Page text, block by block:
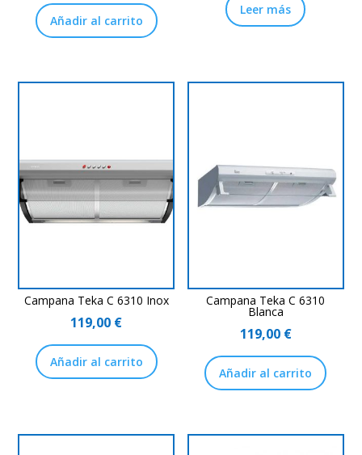
Añadir al carrito
Leer más
Campana Teka C 6310 Inox
119,00 €
Añadir al carrito
Campana Teka C 6310
Blanca
119,00 €
Añadir al carrito